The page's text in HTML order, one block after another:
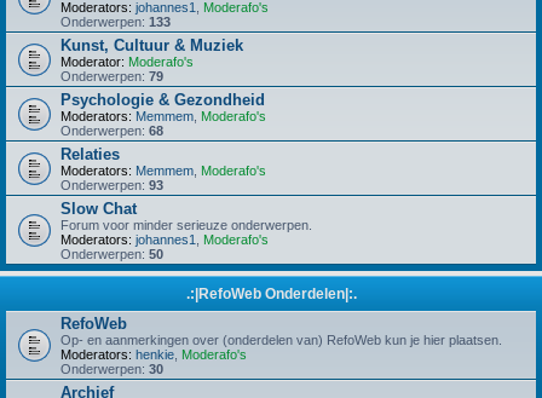
Moderators: johannes1
Moderafo's
Onderwerpen: 133
Kunst, Cultuur & Muziek
Moderator: Moderafo's
Onderwerpen: 79
Psychologie & Gezondheid
Moderators: Memmem Moderafo's
Onderwerpen: 68
Relaties
Moderators: Memmem Moderafo's
Onderwerpen: 93
Slow Chat
Forum voor minder serieuze onderwerpen.
Moderators: johannes1
Moderafo's
Onderwerpen: 50
.:|RefoWeb Onderdelen|:.
RefoWeb
Op- en aanmerkingen over (onderdelen van) RefoWeb kun je hier plaatsen.
Moderators: henkie Moderafo's
Onderwerpen: 30
Archief